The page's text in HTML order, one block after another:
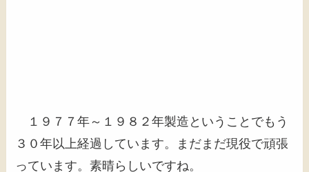
１９７７年～１９８２年製造ということでもう
３０年以上経過しています。まだまだ現役で頑張
っています。素晴らしいですね。